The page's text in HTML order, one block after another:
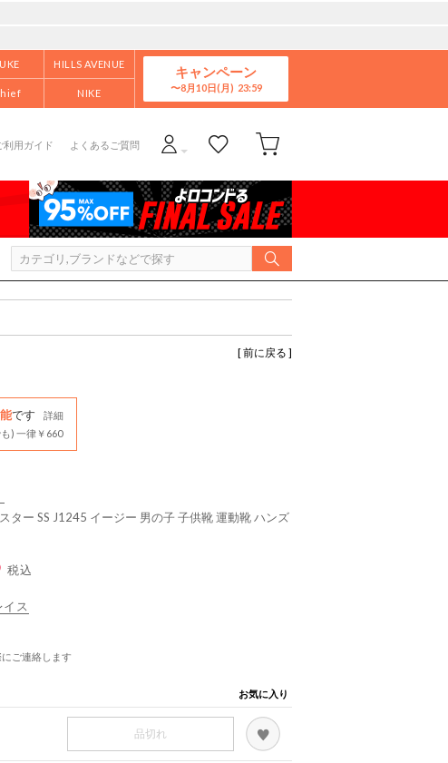
HILLS AVENUE
NIKE
キャンペーン
8月10日(月)
利用ガイド よくあるご質問
[ 前に戻る ]
です
詳細
) 一律￥660
ター SS J1245 イージー 男の子 子供靴 運動靴 ハンズ
税込
ス
ご連絡します
お気に入り
品切れ